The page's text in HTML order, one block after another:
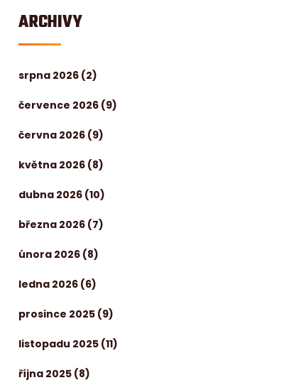
ARCHIVY
srpna 2026 (2)
července 2026 (9)
června 2026 (9)
května 2026 (8)
dubna 2026 (10)
března 2026 (7)
února 2026 (8)
ledna 2026 (6)
prosince 2025 (9)
listopadu 2025 (11)
října 2025 (8)